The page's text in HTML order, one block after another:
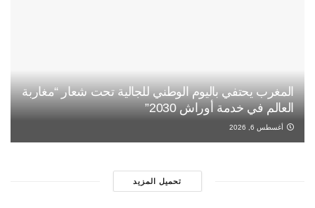
المغرب يحتفي باليوم الوطني للجالية تحت شعار “مغاربة
العالم في خدمة أوراش 2030”
أغسطس 6, 2026
تحميل المزيد